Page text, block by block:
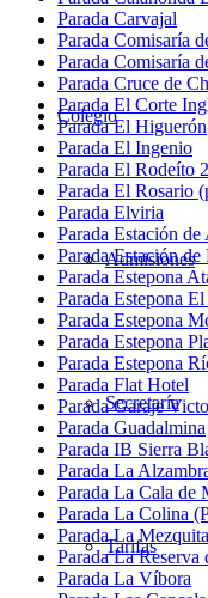
Colegio
Admisiones
Secretaría
Tarifas
Parada Carvajal
Parada Comisaría
Parada Comisaría
Parada Cruce de
Parada El Corte
Parada El Higuerón
Parada El Ingenio
Parada El Rodeíto 2
Parada El Rosario
Parada Elviria
Parada Estación
Parada Estación
Parada Estepona
Parada Estepona
Parada Estepona
Parada Estepona
Parada Estepona
Parada Flat Hotel
Parada Garaje
Parada Guadalmina
Parada IB Sierra
Parada La
Parada La Cala de
Parada La Colina
Parada La Mezquita
Parada La Reserva
Parada La Víbora